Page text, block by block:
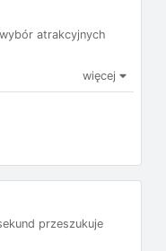
atrakcyjnych
więcej
przeszukuje